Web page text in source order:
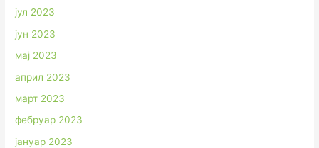
јул 2023
јун 2023
мај 2023
април 2023
март 2023
фебруар 2023
јануар 2023